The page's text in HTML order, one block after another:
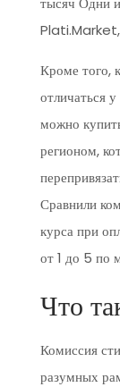
Кроме того,
отличаться
можно
регионом,
Сравнили
курса при
от 1 до 5 по
Что
Комиссия
разумных